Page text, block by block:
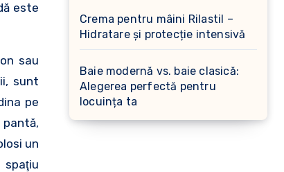
este
sau
sunt
pe
pantă,
un
Crema pentru mâini Rilastil –
Hidratare și protecție intensivă
Baie modernă vs. baie clasică:
Alegerea perfectă pentru
locuința ta